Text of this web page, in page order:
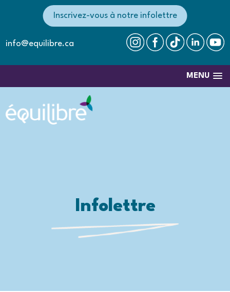
info@equilibre.ca
Inscrivez-vous à notre infolettre
MENU
Infolettre